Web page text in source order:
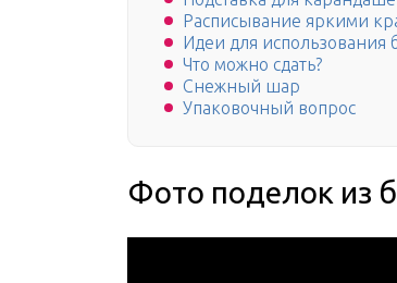
Расписывание яркими
Идеи для использования
Что можно сдать?
Снежный шар
Упаковочный вопрос
Фото поделок из